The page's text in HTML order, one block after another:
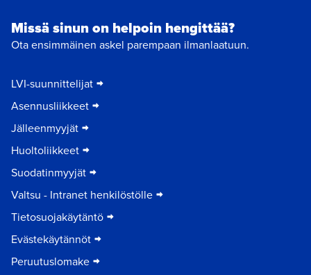
Missä sinun on helpoin hengittää?
Ota ensimmäinen askel parempaan ilmanlaatuun.
LVI-suunnittelijat
Asennusliikkeet
Jälleenmyyjät
Huoltoliikkeet
Suodatinmyyjät
Valtsu - Intranet henkilöstölle
Tietosuojakäytäntö
Evästekäytännöt
Peruutuslomake